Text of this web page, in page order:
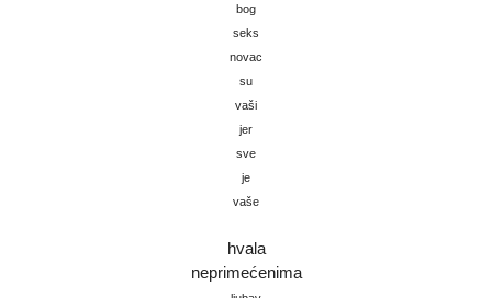
bog
seks
novac
su
vaši
jer
sve
je
vaše
hvala
neprimećenima